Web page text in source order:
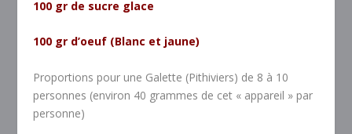
100 gr de sucre glace
100 gr d’oeuf (Blanc et jaune)
Proportions pour une Galette (Pithiviers) de 8 à 10
personnes (environ 40 grammes de cet « appareil » par
personne)